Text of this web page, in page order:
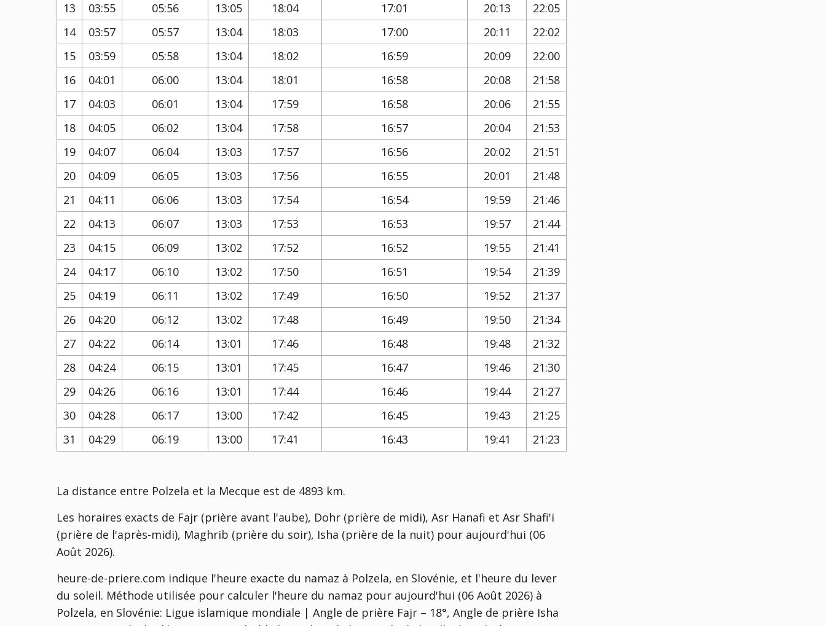
13
03:55 05:56 13:05 18:04 17:01 20:13
22:05
14
03:57 05:57 13:04 18:03 17:00 20:11
22:02
15
03:59 05:58 13:04 18:02 16:59 20:09
22:00
16
04:01 06:00 13:04 18:01 16:58 20:08
21:58
17
04:03 06:01 13:04 17:59 16:58 20:06
21:55
18
04:05 06:02 13:04 17:58 16:57 20:04
21:53
19
04:07 06:04 13:03 17:57 16:56 20:02
21:51
20
04:09 06:05 13:03 17:56 16:55 20:01
21:48
21
04:11 06:06 13:03 17:54 16:54 19:59
21:46
22
04:13 06:07 13:03 17:53 16:53 19:57
21:44
23
04:15 06:09 13:02 17:52 16:52 19:55
21:41
24
04:17 06:10 13:02 17:50 16:51 19:54
21:39
25
04:19 06:11 13:02 17:49 16:50 19:52
21:37
26
04:20 06:12 13:02 17:48 16:49 19:50
21:34
27
04:22 06:14 13:01 17:46 16:48 19:48
21:32
28
04:24 06:15 13:01 17:45 16:47 19:46
21:30
29
04:26 06:16 13:01 17:44 16:46 19:44
21:27
30
04:28 06:17 13:00 17:42 16:45 19:43
21:25
31
04:29 06:19 13:00 17:41 16:43 19:41 21:23
La distance entre Polzela et la Mecque est de 4893 km.
Les horaires exacts de Fajr (prière avant l'aube), Dohr (prière de midi), Asr Hanafi et Asr Shafi'i
(prière de l'après-midi), Maghrib (prière du soir), Isha (prière de la nuit) pour aujourd'hui (06
Août 2026).
heure-de-priere.com indique l'heure exacte du namaz à Polzela, en Slovénie, et l'heure du lever
du soleil. Méthode utilisée pour calculer l'heure du namaz pour aujourd'hui (06 Août 2026) à
Polzela, en Slovénie: Ligue islamique mondiale | Angle de prière Fajr – 18°, Angle de prière Isha